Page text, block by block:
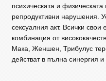
психическата и
репродуктивни нарушения.
сексуалния акт. Всички
комбинация от
Мака, Женшен, Трибулус
действат в пълна синергия и